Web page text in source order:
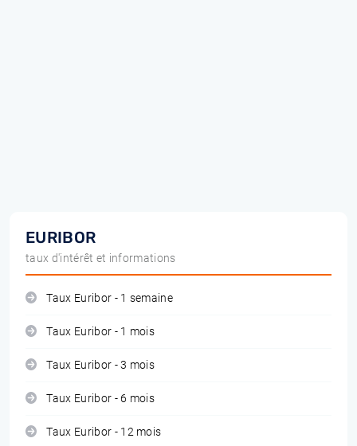
EURIBOR
taux d'intérêt et informations
Taux Euribor - 1 semaine
Taux Euribor - 1 mois
Taux Euribor - 3 mois
Taux Euribor - 6 mois
Taux Euribor - 12 mois